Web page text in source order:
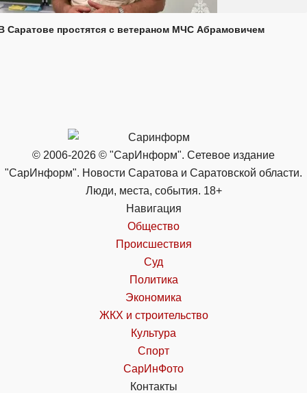
Саратове простятся с ветераном МЧС Абрамовичем
© 2006-2026 © "СарИнформ". Сетевое издание
"СарИнформ". Новости Саратова и Саратовской области.
Люди, места, события. 18+
Навигация
Общество
Происшествия
Суд
Политика
Экономика
ЖКХ и строительство
Культура
Спорт
СарИнФото
Контакты